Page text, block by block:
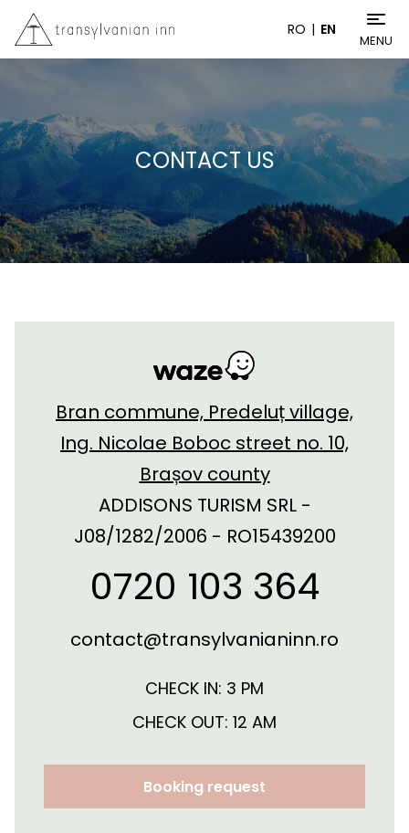
RO EN
MENU
CONTACT US
Bran commune, Predeluț village,
Ing. Nicolae Boboc street no. 10,
Brașov county
ADDISONS TURISM SRL -
J08/1282/2006 - RO15439200
0720 103 364
contact@transylvanianinn.ro
CHECK IN: 3 PM
CHECK OUT: 12 AM
Booking request